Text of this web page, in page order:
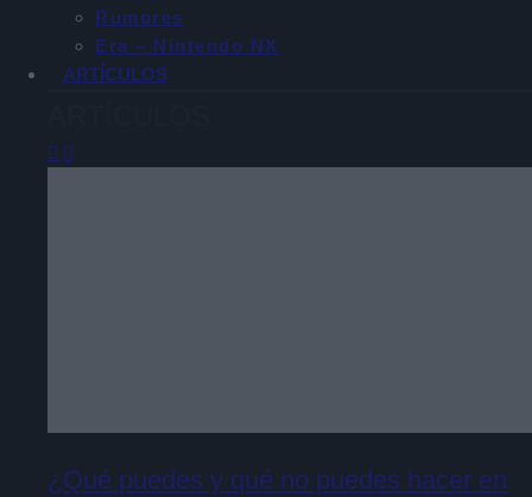
Rumores
Era – Nintendo NX
ARTÍCULOS
¿Qué puedes y qué no puedes hacer en